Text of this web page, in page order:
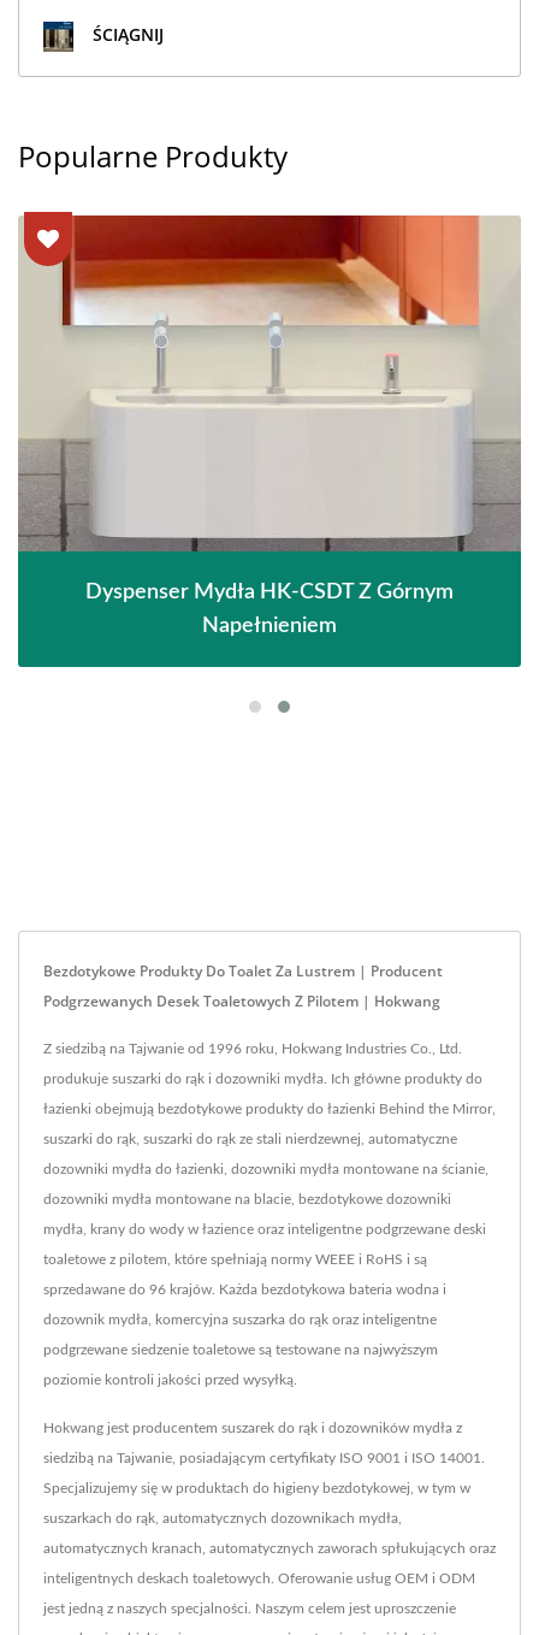
ŚCIĄGNIJ
Popularne Produkty
Dyspenser Mydła HK-CSDT Z Górnym
Napełnieniem
Bezdotykowe Produkty Do Toalet Za Lustrem | Producent
Podgrzewanych Desek Toaletowych Z Pilotem | Hokwang
Z siedzibą na Tajwanie od 1996 roku, Hokwang Industries Co., Ltd.
produkuje suszarki do rąk i dozowniki mydła. Ich główne produkty do
łazienki obejmują bezdotykowe produkty do łazienki Behind the Mirror,
suszarki do rąk, suszarki do rąk ze stali nierdzewnej, automatyczne
dozowniki mydła do łazienki, dozowniki mydła montowane na ścianie,
dozowniki mydła montowane na blacie, bezdotykowe dozowniki
mydła, krany do wody w łazience oraz inteligentne podgrzewane deski
toaletowe z pilotem, które spełniają normy WEEE i RoHS i są
sprzedawane do 96 krajów. Każda bezdotykowa bateria wodna i
dozownik mydła, komercyjna suszarka do rąk oraz inteligentne
podgrzewane siedzenie toaletowe są testowane na najwyższym
poziomie kontroli jakości przed wysyłką.
Hokwang jest producentem suszarek do rąk i dozowników mydła z
siedzibą na Tajwanie, posiadającym certyfikaty ISO 9001 i ISO 14001.
Specjalizujemy się w produktach do higieny bezdotykowej, w tym w
suszarkach do rąk, automatycznych dozownikach mydła,
automatycznych kranach, automatycznych zaworach spłukujących oraz
inteligentnych deskach toaletowych. Oferowanie usług OEM i ODM
jest jedną z naszych specjalności. Naszym celem jest uproszczenie